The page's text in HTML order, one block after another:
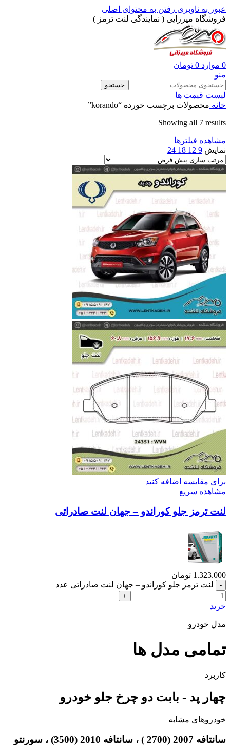
عبور به ناوبری رفتن به محتوای اصلی
فروشگاه میرزایی ( نمایندگی لنت ترمز )
0 موارد 0 تومان
منو
جستجو
لیست قیمت ها
خانه محصولات برچسب خورده “korando”
Showing all 7 results
مشاهده فیلترها
نمایش 9
12
18
24
برای مقایسه اضافه کنید
مشاهده سریع
لنت ترمز جلو کوراندو – جهان لنت صادراتی
1.323.000 تومان
لنت ترمز جلو کوراندو – جهان لنت صادراتی عدد
خرید
مدل خودرو
تمامی مدل ها
کاربرد
چهار پد - بابت دو چرخ جلو خودرو
خودروهای مشابه
سانتافه 2007 (2700 ) ، سانتافه 2010 (3500) ، سورنتو